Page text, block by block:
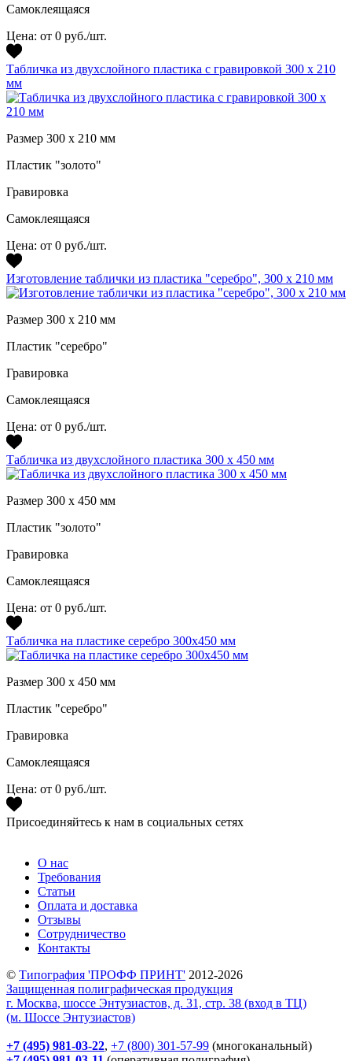
Самоклеящаяся
Цена: от 0 руб./шт.
Табличка из двухслойного пластика с гравировкой 300 х 210
мм
Размер 300 х 210 мм
Пластик "золото"
Гравировка
Самоклеящаяся
Цена: от 0 руб./шт.
Изготовление таблички из пластика "серебро", 300 х 210 мм
Размер 300 х 210 мм
Пластик "серебро"
Гравировка
Самоклеящаяся
Цена: от 0 руб./шт.
Табличка из двухслойного пластика 300 х 450 мм
Размер 300 х 450 мм
Пластик "золото"
Гравировка
Самоклеящаяся
Цена: от 0 руб./шт.
Табличка на пластике серебро 300х450 мм
Размер 300 х 450 мм
Пластик "серебро"
Гравировка
Самоклеящаяся
Цена: от 0 руб./шт.
Присоединяйтесь к нам в социальных сетях
О нас
Требования
Статьи
Оплата и доставка
Отзывы
Сотрудничество
Контакты
© Типография 'ПРОФФ ПРИНТ' 2012-2026
Защищенная полиграфическая продукция
г. Москва, шоссе Энтузиастов, д. 31, стр. 38 (вход в ТЦ)
(м. Шоссе Энтузиастов)
+7 (495) 981-03-22, +7 (800) 301-57-99 (многоканальный)